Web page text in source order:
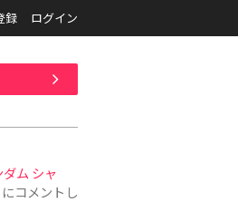
録 ログイン
ム シャ
にコメントし